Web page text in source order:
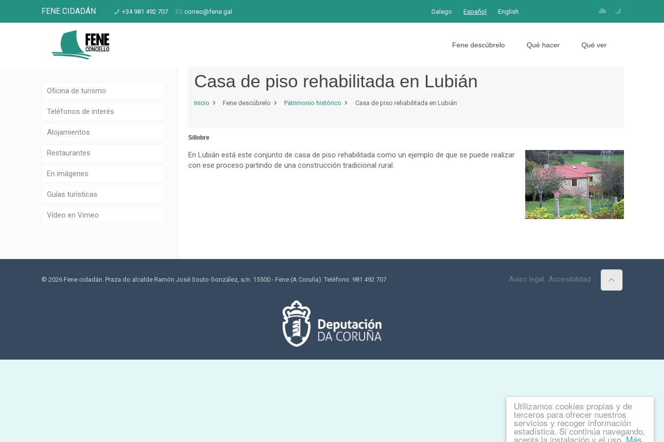
Utilizamos cookies propias y de
terceros para ofrecer nuestros
servicios y recoger información
estadística. Si continúa navegando,
acepta la instalación y el uso.Más
FENE CIDADÁN +34 981 492 707 correo@fene.gal Galego Español English
Fene descúbrelo Qué hacer Qué ver
Casa de piso rehabilitada en Lubián
Inicio Fene descúbrelo Patrimonio histórico Casa de piso rehabilitada en Lubián
Sillobre
En Lubián está este conjunto de casa de piso rehabilitada como un ejemplo de que se puede realizar
con ese proceso partindo de una construcción tradicional rural.
Oficina de turismo
Teléfonos de interés
Alojamientos
Restaurantes
En imágenes
Guías turísticas
Vídeo en Vimeo
© 2026 Fene cidadán. Praza do alcalde Ramón José Souto González, s/n. 15500 - Fene (A Coruña). Teléfono: 981 492 707 Aviso legal Accesibilidad